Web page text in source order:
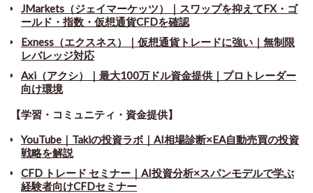
JMarkets（ジェイマーケッツ）｜スワップを抑えてFX・ゴ
ールド・指数・仮想通貨CFDを確認
Exness（エクスネス）｜仮想通貨トレードに強い｜無制限
レバレッジ対応
Axi（アクシ）｜最大100万ドル資金提供｜プロトレーダー
向け環境
【学習・コミュニティ・資金提供】
YouTube｜Takiの投資ラボ｜AI相場診断×EA自動売買の投資
戦略を解説
CFD トレード セミナー ｜ AI投資分析×スパンモデルで学ぶ
経験者向けCFDセミナー